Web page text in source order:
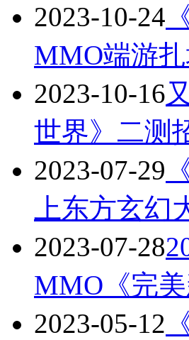
2023-10-24
MMO端游
2023-10-16
世界》二测
2023-07-29
上东方玄幻
2023-07-28
MMO《完
2023-05-12